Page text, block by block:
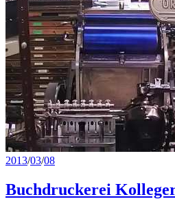
2013/03/08
Buchdruckerei